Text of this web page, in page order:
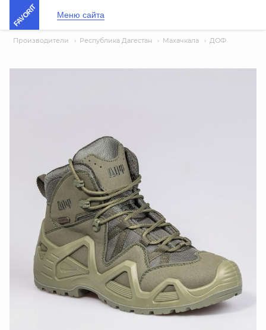
FAVORIT Меню сайта
Производители › Республика Дагестан › Махачкала › ДОФ